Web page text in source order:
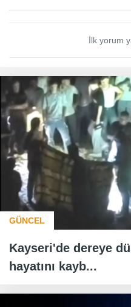
İlk yorum
GÜNCEL
Kayseri'de dereye
hayatını kayb...